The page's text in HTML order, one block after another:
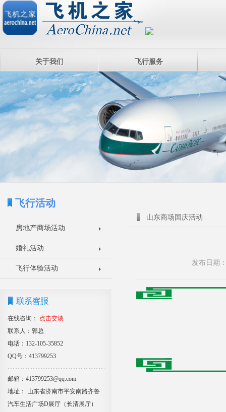
关于我们 飞行服务
飞行活动
房地产商场活动
婚礼活动
飞行体验活动
在线咨询：
点击交谈
联系人：郭总
电话：132-105-35852
QQ号：413799253
邮箱：413799253@qq.com
地址： 山东省济南市平安南路齐鲁
汽车生活广场D展厅（长清展厅）
山东商场国庆活动
发布日期